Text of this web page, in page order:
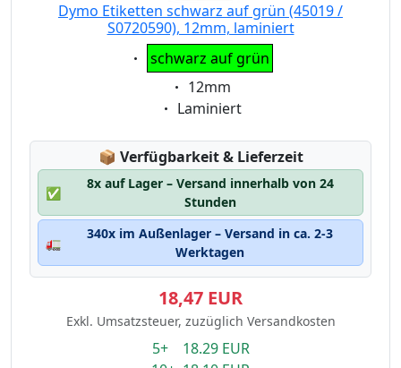
Dymo Etiketten schwarz auf grün (45019 /
S0720590), 12mm, laminiert
Eigenschaft:
schwarz auf grün
Eigenschaft:
12mm
Eigenschaft:
Laminiert
📦 Lagerstatus:
Verfügbarkeit & Lieferzeit
✅
8x auf Lager – Versand innerhalb von 24
Stunden
🚛
340x im Außenlager – Versand in ca. 2-3
Werktagen
18,47 EUR
Exkl. Umsatzsteuer, zuzüglich Versandkosten
5+ 18.29 EUR